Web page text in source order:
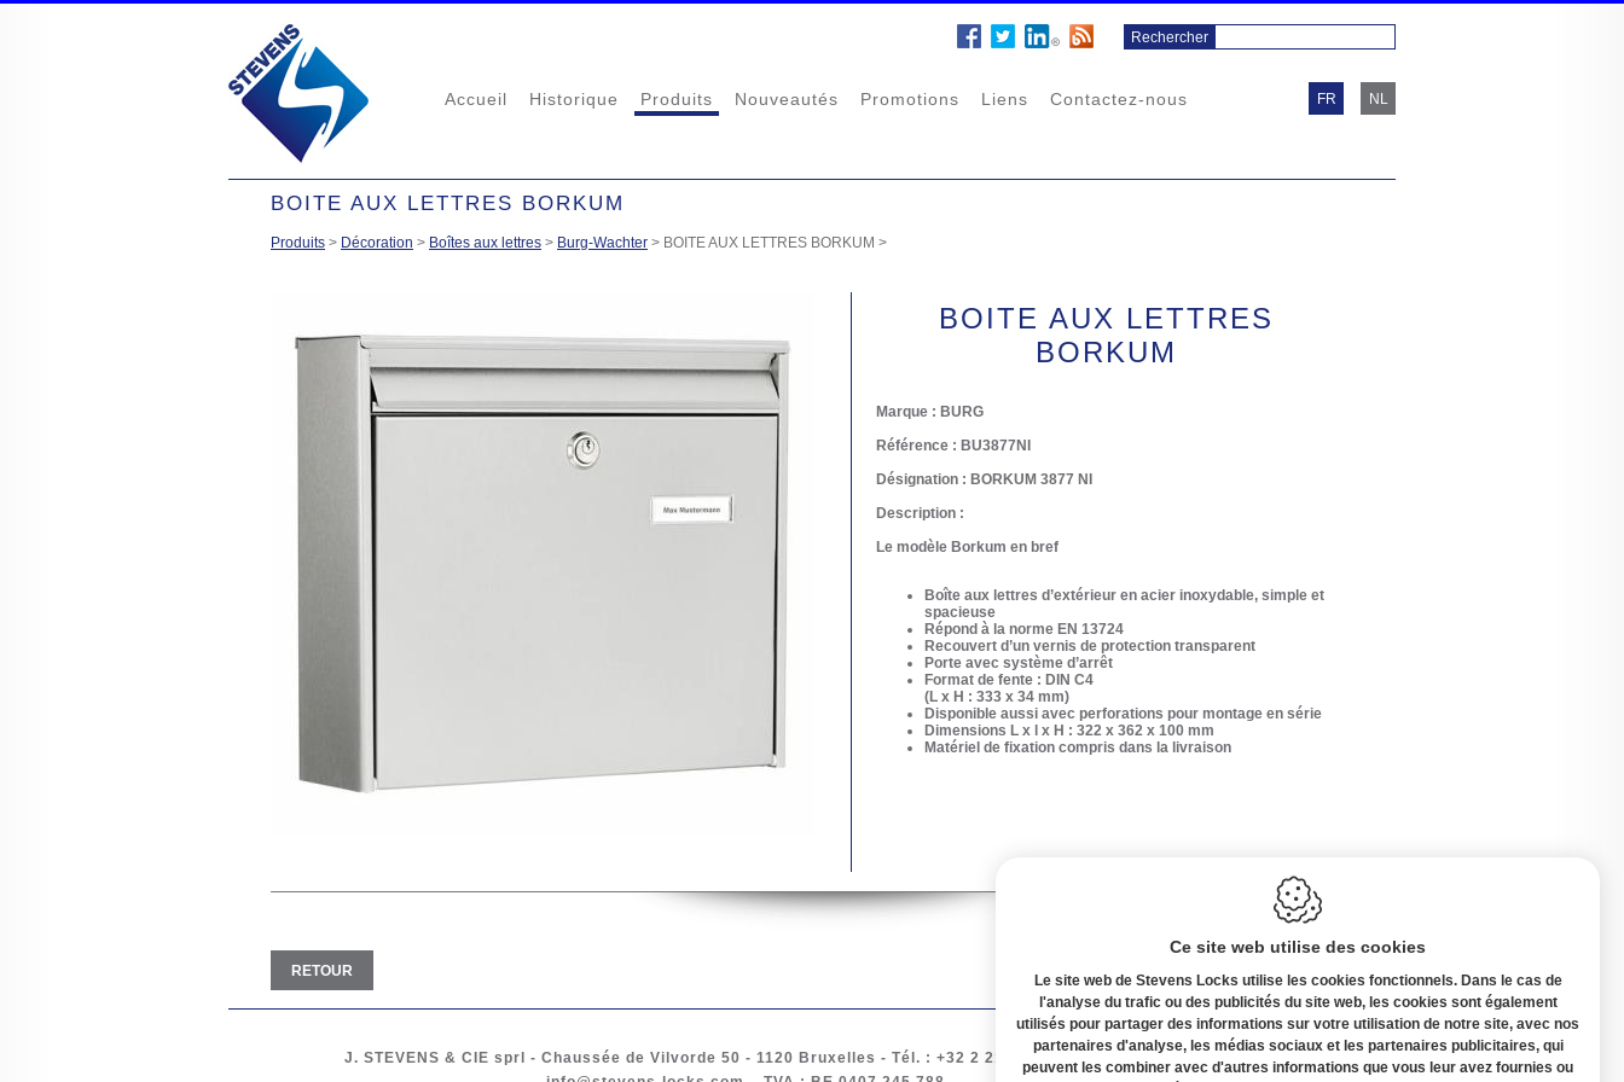
Accueil Historique Produits Nouveautés Promotions Liens Contactez-nous FR NL
BOITE AUX LETTRES BORKUM
Produits > Décoration > Boîtes aux lettres > Burg-Wachter > BOITE AUX LETTRES BORKUM >
BOITE AUX LETTRES
BORKUM
Marque : BURG
Référence : BU3877NI
Désignation : BORKUM 3877 NI
Description :
Le modèle Borkum en bref
Boîte aux lettres d’extérieur en acier inoxydable, simple et
spacieuse
Répond à la norme EN 13724
Recouvert d’un vernis de protection transparent
Porte avec système d’arrêt
Format de fente : DIN C4
(L x H : 333 x 34 mm)
Disponible aussi avec perforations pour montage en série
Dimensions L x l x H : 322 x 362 x 100 mm
Matériel de fixation compris dans la livraison
RETOUR
J. STEVENS & CIE sprl - Chaussée de Vilvorde 50 - 1120 Bruxelles - Tél. : +32 2 217 61 97 -
Belgique
Ce site web utilise des cookies
Le site web de Stevens Locks utilise les cookies fonctionnels. Dans le cas de
l'analyse du trafic ou des publicités du site web, les cookies sont également
utilisés pour partager des informations sur votre utilisation de notre site, avec nos
partenaires d'analyse, les médias sociaux et les partenaires publicitaires, qui
peuvent les combiner avec d'autres informations que vous leur avez fournies ou